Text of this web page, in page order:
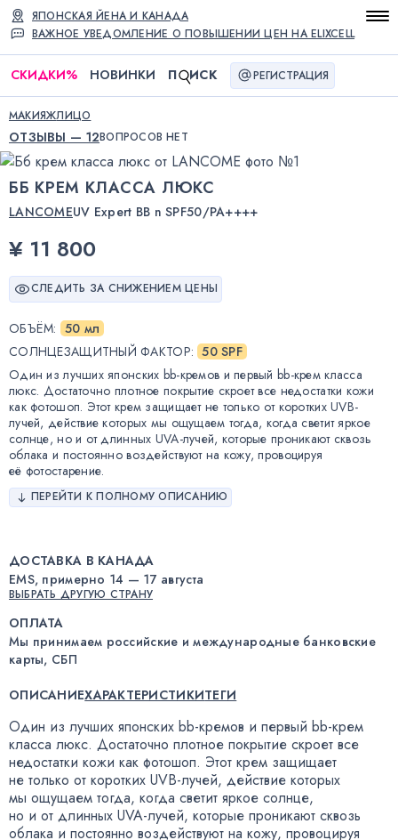
ВАЖНОЕ УВЕДОМЛЕНИЕ О ПОВЫШЕНИИ ЦЕН НА ELIXCELL
ЯПОНСКАЯ ЙЕНА И КАНАДА
СКИДКИ% НОВИНКИ П ИСК РЕГИСТРАЦИЯ
МАКИЯЖЛИЦО
ОТЗЫВЫ — 12ВОПРОСОВ НЕТ
ББ КРЕМ КЛАССА ЛЮКС
LANCOMEUV Expert BB n SPF50/PA++++
¥ 11 800
СЛЕДИТЬ ЗА СНИЖЕНИЕМ ЦЕНЫ
ОБЪЁМ: 50 мл
СОЛНЦЕЗАЩИТНЫЙ ФАКТОР: 50 SPF
Один из лучших японских bb-кремов и первый bb-крем класса
люкс. Достаточно плотное покрытие скроет все недостатки кожи
как фотошоп. Этот крем защищает не только от коротких UVB-
лучей, действие которых мы ощущаем тогда, когда светит яркое
солнце, но и от длинных UVA-лучей, которые проникают сквозь
облака и постоянно воздействуют на кожу, провоцируя
её фотостарение.
ПЕРЕЙТИ К ПОЛНОМУ ОПИСАНИЮ
ДОСТАВКА В КАНАДА
EMS, примерно 14 — 17 августа
ВЫБРАТЬ ДРУГУЮ СТРАНУ
ОПЛАТА
Мы принимаем российские и международные банковские
карты, СБП
ОПИСАНИЕХАРАКТЕРИСТИКИТЕГИ
Один из лучших японских bb-кремов и первый bb-крем
класса люкс. Достаточно плотное покрытие скроет все
недостатки кожи как фотошоп. Этот крем защищает
не только от коротких UVB-лучей, действие которых
мы ощущаем тогда, когда светит яркое солнце,
но и от длинных UVA-лучей, которые проникают сквозь
облака и постоянно воздействуют на кожу, провоцируя